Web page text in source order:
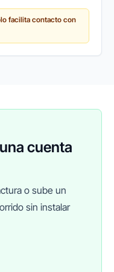
de paradigma:
a...
facilita contacto con
cuenta
o sube un
sin instalar